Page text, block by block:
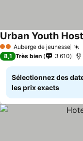
2 ÉtoilesAuberge de jeunesse
Urban Youth
8,1 Très bien 3 610
Sélectionnez des
les prix exacts